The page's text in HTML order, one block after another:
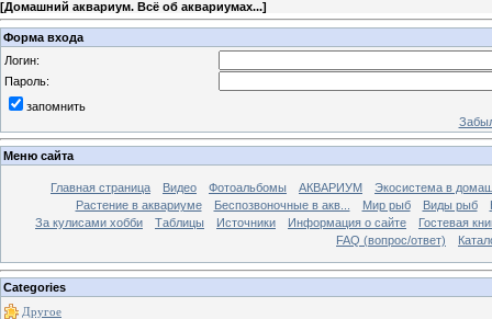
[Домашний аквариум. Всё об аквариумах...]
Форма входа
Логин:
Пароль:
запомнить
Меню сайта
Главная страница Видео Фотоальбомы АКВАРИУМ
Экосистема в
Растение в аквариуме
Беспозвоночные в акв... Мир рыб Виды рыб
За кулисами хобби
Таблицы Источники Информация о сайте
Гостевая
FAQ (вопрос/ответ)
Categories
Другое